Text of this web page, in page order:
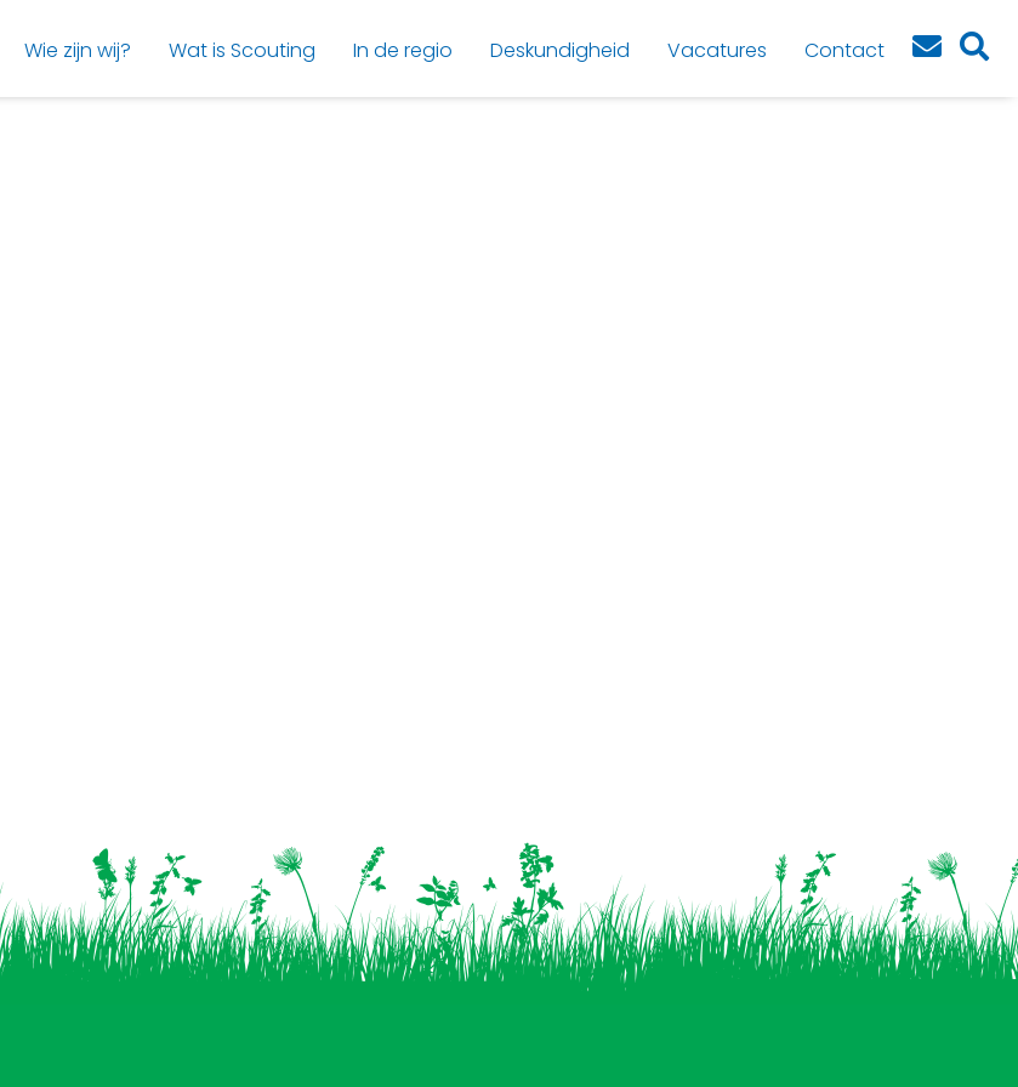
Wie zijn wij? Wat is Scouting In de regio Deskundigheid Vacatures Contact